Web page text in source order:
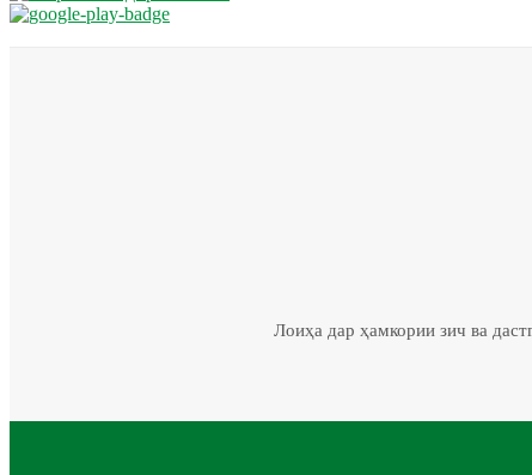
Лоиҳа дар ҳамкории зич ва